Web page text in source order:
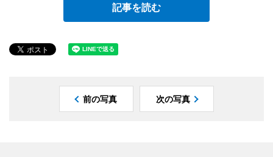
記事を読む
前の写真 次の写真